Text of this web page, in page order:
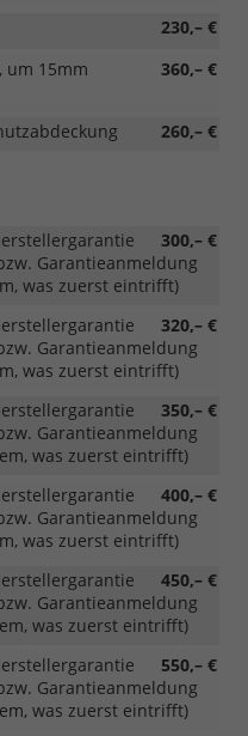
230,– €
360,– €
um 15mm
260,– €
300,– €
Garantieanmeldung
was zuerst eintrifft)
320,– €
Garantieanmeldung
was zuerst eintrifft)
350,– €
Garantieanmeldung
was zuerst eintrifft)
400,– €
Garantieanmeldung
was zuerst eintrifft)
450,– €
Garantieanmeldung
was zuerst eintrifft)
550,– €
Garantieanmeldung
was zuerst eintrifft)